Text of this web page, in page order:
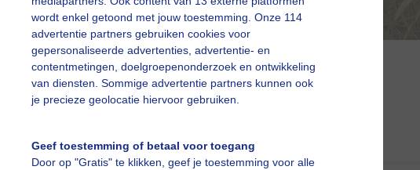
wordt enkel getoond met jouw toestemming. Onze 114
advertentie partners gebruiken cookies voor
gepersonaliseerde advertenties, advertentie- en
contentmetingen, doelgroepenonderzoek en ontwikkeling
van diensten. Sommige advertentie partners kunnen ook
je precieze geolocatie hiervoor gebruiken.
Geef toestemming of betaal voor toegang
Door op "Gratis" te klikken, geef je toestemming voor alle
Zeeland. Vanmorgen.
Geeske Harkema Gemaakt: 23-01-2023, 386x bekeken